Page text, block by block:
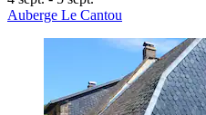
Auberge Le Cantou